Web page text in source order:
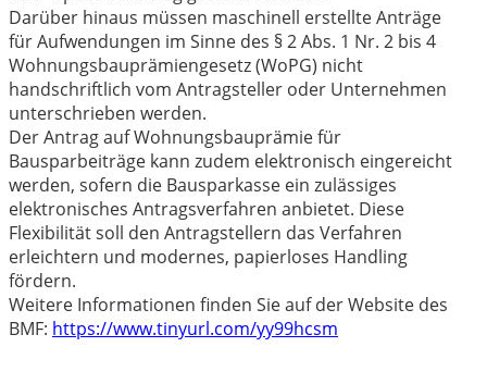
Darüber hinaus müssen maschinell erstellte Anträge
für Aufwendungen im Sinne des § 2 Abs. 1 Nr. 2 bis 4
Wohnungsbauprämiengesetz (WoPG) nicht
handschriftlich vom Antragsteller oder Unternehmen
unterschrieben werden.
Der Antrag auf Wohnungsbauprämie für
Bausparbeiträge kann zudem elektronisch eingereicht
werden, sofern die Bausparkasse ein zulässiges
elektronisches Antragsverfahren anbietet. Diese
Flexibilität soll den Antragstellern das Verfahren
erleichtern und modernes, papierloses Handling
fördern.
Weitere Informationen finden Sie auf der Website des
BMF: https://www.tinyurl.com/yy99hcsm